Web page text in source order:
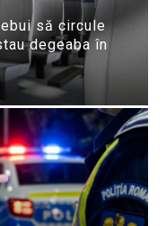
să circule
degeaba în